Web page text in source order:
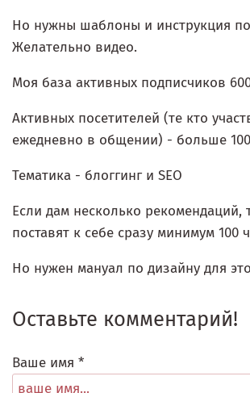
Но нужны шаблоны и инструкция по
Желательно видео.
Моя база активных подписчиков
Активных посетителей (те кто
ежедневно в общении) - больше
Тематика - блоггинг и SEO
Если дам несколько рекомендаций,
поставят к себе сразу минимум 100
Но нужен мануал по дизайну для
Оставьте комментарий!
Ваше имя *